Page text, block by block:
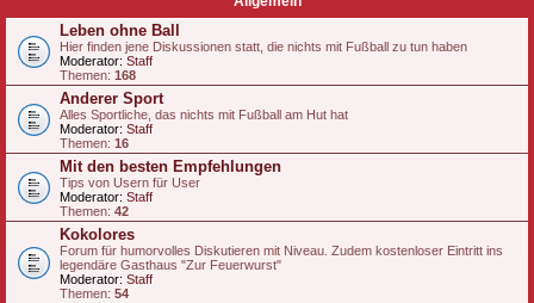
Leben ohne Ball
Hier finden jene Diskussionen statt, die nichts mit Fußball zu tun haben
Moderator: Staff
Themen: 168
Anderer Sport
Alles Sportliche, das nichts mit Fußball am Hut hat
Moderator: Staff
Themen: 16
Mit den besten Empfehlungen
Tips von Usern für User
Moderator: Staff
Themen: 42
Kokolores
Forum für humorvolles Diskutieren mit Niveau. Zudem kostenloser Eintritt ins
legendäre Gasthaus "Zur Feuerwurst"
Moderator: Staff
Themen: 54